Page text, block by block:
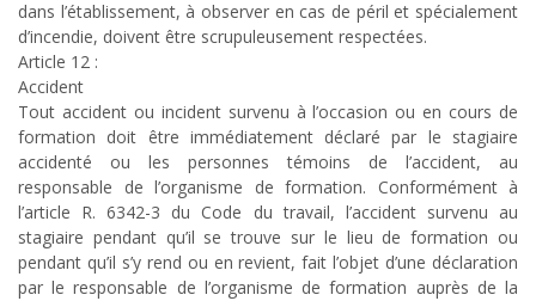
dans l’établissement, à observer en cas de péril et spécialement
d’incendie, doivent être scrupuleusement respectées.
Article 12 :
Accident
Tout accident ou incident survenu à l’occasion ou en cours de
formation doit être immédiatement déclaré par le stagiaire
accidenté ou les personnes témoins de l’accident, au
responsable de l’organisme de formation. Conformément à
l’article R. 6342-3 du Code du travail, l’accident survenu au
stagiaire pendant qu’il se trouve sur le lieu de formation ou
pendant qu’il s’y rend ou en revient, fait l’objet d’une déclaration
par le responsable de l’organisme de formation auprès de la